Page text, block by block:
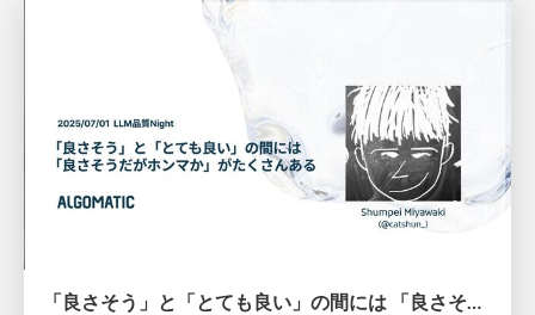
「良さそう」と「とても良い」の間には 「良さそうだがホンマか」がたくさんある / 2025.07.01 LLM品質Night